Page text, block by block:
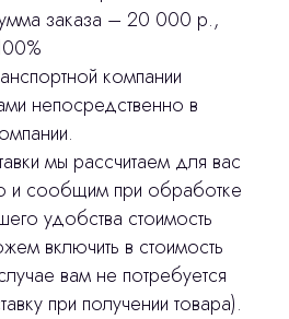
заказа – 20 000 р.,
компании
непосредственно в
мы рассчитаем для вас
и сообщим при обработке
удобства стоимость
включить в стоимость
вам не потребуется
при получении товара).